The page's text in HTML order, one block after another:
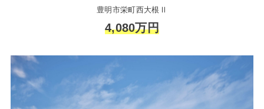
豊明市栄町西大根Ⅱ
4,080万円